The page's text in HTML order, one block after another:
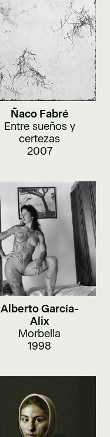
Ñaco Fabré
Entre sueños y
certezas
2007
Alberto García-
Alix
Morbella
1998